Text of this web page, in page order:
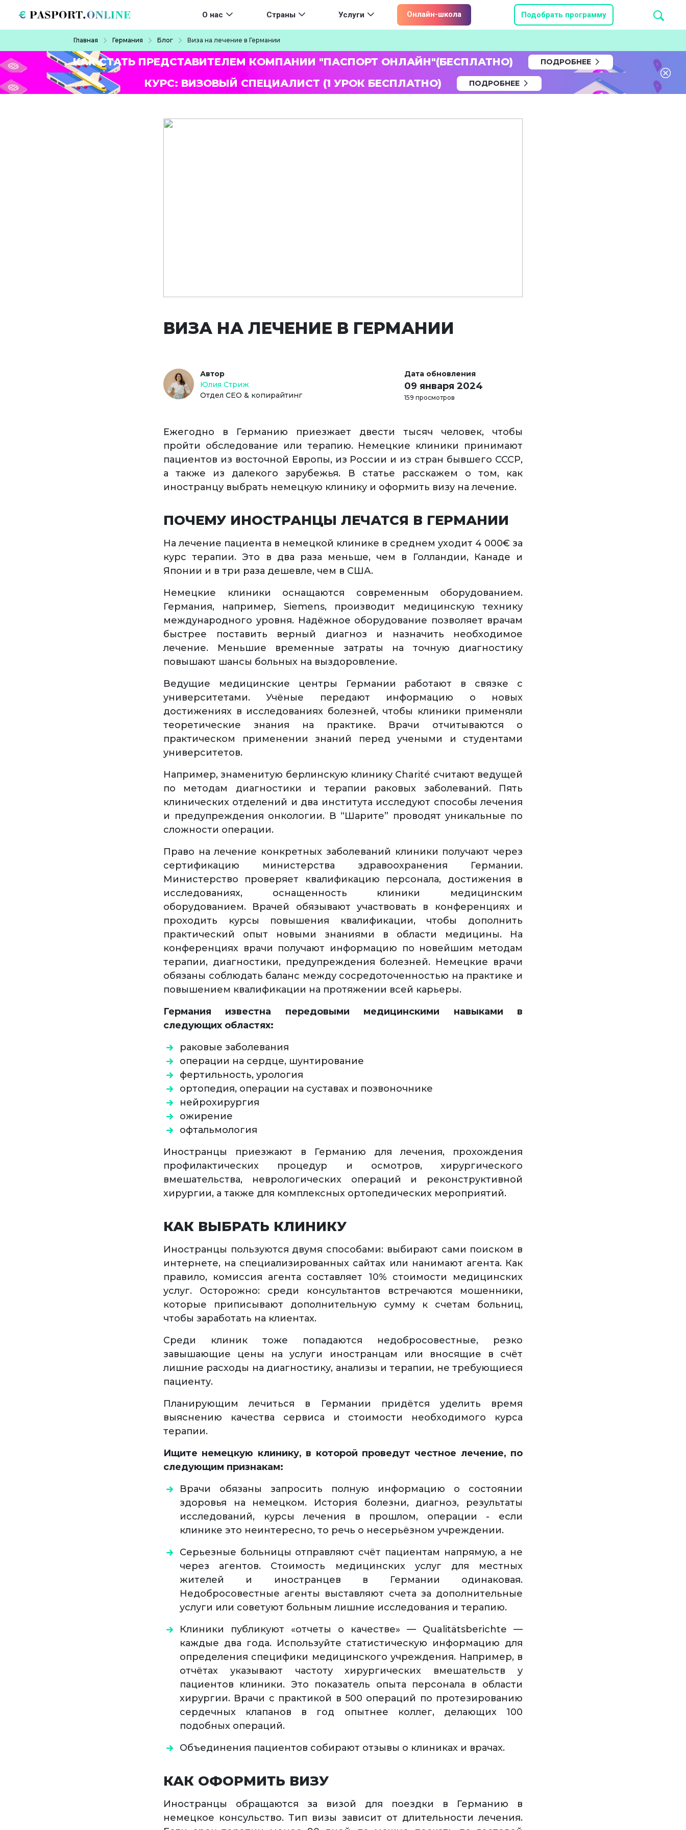
Main navigation
О нас Страны Услуги Онлайн-школа Подобрать программу
Главная Германия Блог Виза на лечение в Германии
КАК СТАТЬ ПРЕДСТАВИТЕЛЕМ КОМПАНИИ "ПАСПОРТ ОНЛАЙН"(БЕСПЛАТНО) ПОДРОБНЕЕ
КУРС: ВИЗОВЫЙ СПЕЦИАЛИСТ (1 УРОК БЕСПЛАТНО) ПОДРОБНЕЕ
ВИЗА НА ЛЕЧЕНИЕ В ГЕРМАНИИ
Автор
Юлия Стриж
Отдел СЕО & копирайтинг
Дата обновления
09 января 2024
159 просмотров
Ежегодно в Германию приезжает двести тысяч человек, чтобы
пройти обследование или терапию. Немецкие клиники принимают
пациентов из восточной Европы, из России и из стран бывшего СССР,
а также из далекого зарубежья. В статье расскажем о том, как
иностранцу выбрать немецкую клинику и оформить визу на лечение.
ПОЧЕМУ ИНОСТРАНЦЫ ЛЕЧАТСЯ В ГЕРМАНИИ
На лечение пациента в немецкой клинике в среднем уходит 4 000€ за
курс терапии. Это в два раза меньше, чем в Голландии, Канаде и
Японии и в три раза дешевле, чем в США.
Немецкие клиники оснащаются современным оборудованием.
Германия, например, Siemens, производит медицинскую технику
международного уровня. Надёжное оборудование позволяет врачам
быстрее поставить верный диагноз и назначить необходимое
лечение. Меньшие временные затраты на точную диагностику
повышают шансы больных на выздоровление.
Ведущие медицинские центры Германии работают в связке с
университетами. Учёные передают информацию о новых
достижениях в исследованиях болезней, чтобы клиники применяли
теоретические знания на практике. Врачи отчитываются о
практическом применении знаний перед учеными и студентами
университетов.
Например, знаменитую берлинскую клинику Charité считают ведущей
по методам диагностики и терапии раковых заболеваний. Пять
клинических отделений и два института исследуют способы лечения
и предупреждения онкологии. В “Шарите” проводят уникальные по
сложности операции.
Право на лечение конкретных заболеваний клиники получают через
сертификацию министерства здравоохранения Германии.
Министерство проверяет квалификацию персонала, достижения в
исследованиях, оснащенность клиники медицинским
оборудованием. Врачей обязывают участвовать в конференциях и
проходить курсы повышения квалификации, чтобы дополнить
практический опыт новыми знаниями в области медицины. На
конференциях врачи получают информацию по новейшим методам
терапии, диагностики, предупреждения болезней. Немецкие врачи
обязаны соблюдать баланс между сосредоточенностью на практике и
повышением квалификации на протяжении всей карьеры.
Германия известна передовыми медицинскими навыками в
следующих областях:
раковые заболевания
операции на сердце, шунтирование
фертильность, урология
ортопедия, операции на суставах и позвоночнике
нейрохирургия
ожирение
офтальмология
Иностранцы приезжают в Германию для лечения, прохождения
профилактических процедур и осмотров, хирургического
вмешательства, неврологических операций и реконструктивной
хирургии, а также для комплексных ортопедических мероприятий.
КАК ВЫБРАТЬ КЛИНИКУ
Иностранцы пользуются двумя способами: выбирают сами поиском в
интернете, на специализированных сайтах или нанимают агента. Как
правило, комиссия агента составляет 10% стоимости медицинских
услуг. Осторожно: среди консультантов встречаются мошенники,
которые приписывают дополнительную сумму к счетам больниц,
чтобы заработать на клиентах.
Среди клиник тоже попадаются недобросовестные, резко
завышающие цены на услуги иностранцам или вносящие в счёт
лишние расходы на диагностику, анализы и терапии, не требующиеся
пациенту.
Планирующим лечиться в Германии придётся уделить время
выяснению качества сервиса и стоимости необходимого курса
терапии.
Ищите немецкую клинику, в которой проведут честное лечение, по
следующим признакам:
Врачи обязаны запросить полную информацию о состоянии
здоровья на немецком. История болезни, диагноз, результаты
исследований, курсы лечения в прошлом, операции - если
клинике это неинтересно, то речь о несерьёзном учреждении.
Серьезные больницы отправляют счёт пациентам напрямую, а не
через агентов. Стоимость медицинских услуг для местных
жителей и иностранцев в Германии одинаковая.
Недобросовестные агенты выставляют счета за дополнительные
услуги или советуют больным лишние исследования и терапию.
Клиники публикуют «отчеты о качестве» — Qualitätsberichte —
каждые два года. Используйте статистическую информацию для
определения специфики медицинского учреждения. Например, в
отчётах указывают частоту хирургических вмешательств у
пациентов клиники. Это показатель опыта персонала в области
хирургии. Врачи с практикой в 500 операций по протезированию
сердечных клапанов в год опытнее коллег, делающих 100
подобных операций.
Объединения пациентов собирают отзывы о клиниках и врачах.
КАК ОФОРМИТЬ ВИЗУ
Иностранцы обращаются за визой для поездки в Германию в
немецкое консульство. Тип визы зависит от длительности лечения.